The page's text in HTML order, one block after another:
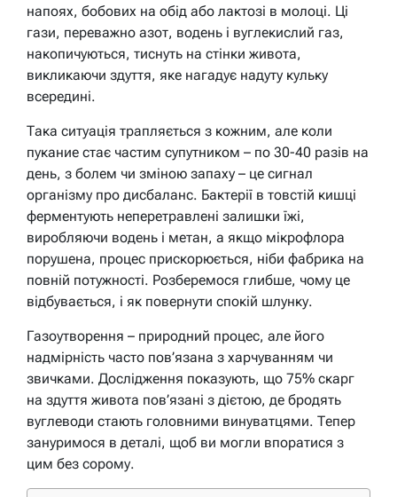
напоях, бобових на обід або лактозі в молоці. Ці
гази, переважно азот, водень і вуглекислий газ,
накопичуються, тиснуть на стінки живота,
викликаючи здуття, яке нагадує надуту кульку
всередині.
Така ситуація трапляється з кожним, але коли
пукание стає частим супутником – по 30-40 разів на
день, з болем чи зміною запаху – це сигнал
організму про дисбаланс. Бактерії в товстій кишці
ферментують неперетравлені залишки їжі,
виробляючи водень і метан, а якщо мікрофлора
порушена, процес прискорюється, ніби фабрика на
повній потужності. Розберемося глибше, чому це
відбувається, і як повернути спокій шлунку.
Газоутворення – природний процес, але його
надмірність часто пов’язана з харчуванням чи
звичками. Дослідження показують, що 75% скарг
на здуття живота пов’язані з дієтою, де бродять
вуглеводи стають головними винуватцями. Тепер
зануримося в деталі, щоб ви могли впоратися з
цим без сорому.